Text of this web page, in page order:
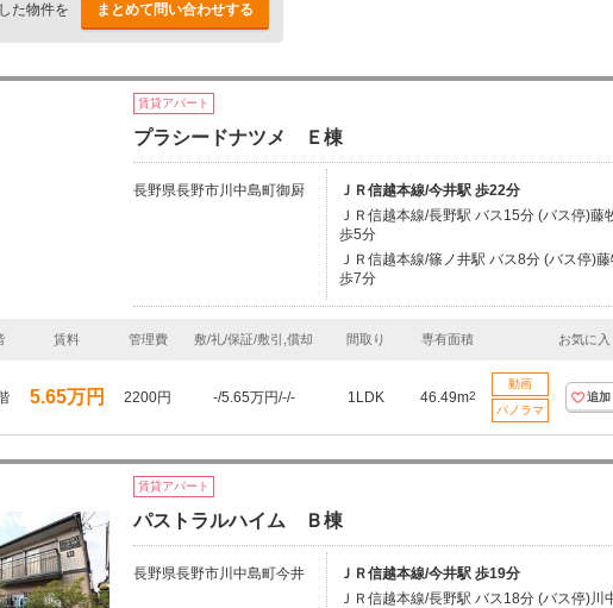
た物件を まとめて問い合わせする
賃貸アパート
プラシードナツメ Ｅ棟
長野県長野市川中島町御厨
ＪＲ信越本線/今井駅 歩22分
ＪＲ信越本線/長野駅 バス15分 (バス停)藤
歩5分
ＪＲ信越本線/篠ノ井駅 バス8分 (バス停)
歩7分
賃料 管理費 敷/礼/保証/敷引,償却 間取り 専有面積 お気に入
5.65万円 2200円 -/5.65万円/-/- 1LDK 46.49m2
動画
パノラマ
追加
賃貸アパート
パストラルハイム Ｂ棟
長野県長野市川中島町今井
ＪＲ信越本線/今井駅 歩19分
ＪＲ信越本線/長野駅 バス18分 (バス停)川